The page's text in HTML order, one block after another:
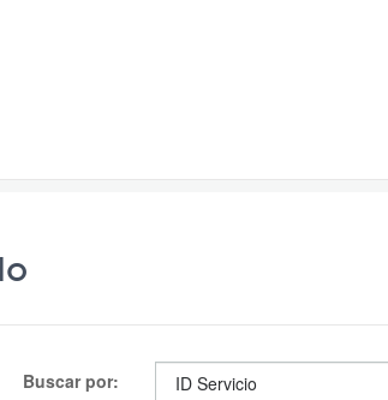
Buscar por: